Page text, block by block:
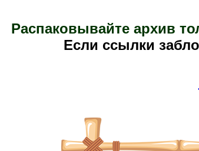
Распаковывайте архив
Если ссылки